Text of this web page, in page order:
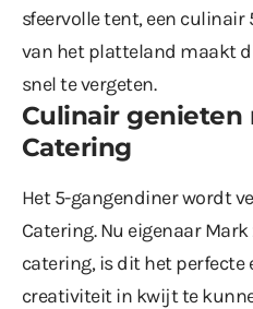
sfeervolle tent, een
van het platteland maakt
snel te vergeten.
Culinair genieten
Catering
Het 5-gangendiner wordt
Catering. Nu eigenaar
catering, is dit het perfecte
creativiteit in kwijt te